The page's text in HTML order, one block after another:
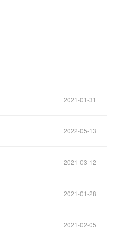
2021-01-31
2022-05-13
2021-03-12
2021-01-28
2021-02-05